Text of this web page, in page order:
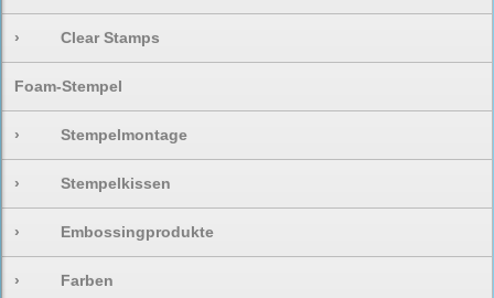
› Clear Stamps
Foam-Stempel
› Stempelmontage
› Stempelkissen
› Embossingprodukte
› Farben